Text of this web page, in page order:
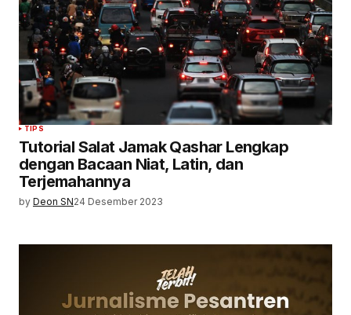
TIPS
Tutorial Salat Jamak Qashar Lengkap
dengan Bacaan Niat, Latin, dan
Terjemahannya
by Deon SN24 Desember 2023